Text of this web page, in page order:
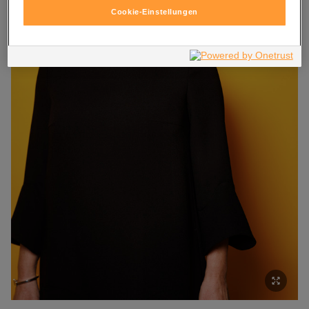
genannten Technologien einwilligen möchten. Eine erteilte
Technologien finden Sie in unserer Cookie und Technologie
Richtlinie sowie in den Technologie Einstellungen am Ende der
Website.
Cookie-Einstellungen